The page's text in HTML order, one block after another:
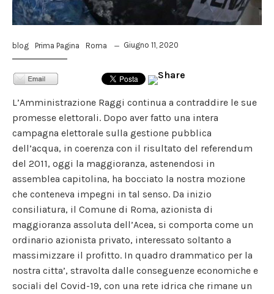
blog Prima Pagina Roma Giugno 11, 2020
L’Amministrazione Raggi continua a contraddire le sue
promesse elettorali. Dopo aver fatto una intera
campagna elettorale sulla gestione pubblica
dell’acqua, in coerenza con il risultato del referendum
del 2011, oggi la maggioranza, astenendosi in
assemblea capitolina, ha bocciato la nostra mozione
che conteneva impegni in tal senso. Da inizio
consiliatura, il Comune di Roma, azionista di
maggioranza assoluta dell’Acea, si comporta come un
ordinario azionista privato, interessato soltanto a
massimizzare il profitto. In quadro drammatico per la
nostra citta’, stravolta dalle conseguenze economiche e
sociali del Covid-19, con una rete idrica che rimane un